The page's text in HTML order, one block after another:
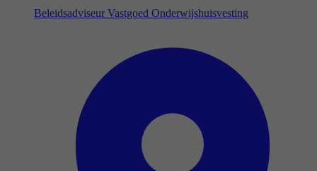
Beleidsadviseur Vastgoed Onderwijshuisvesting